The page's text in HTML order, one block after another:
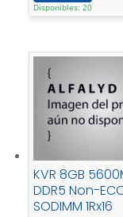
Disponibles: 20
KVR 8GB
DDR5 Non-
SODIMM 1Rx16